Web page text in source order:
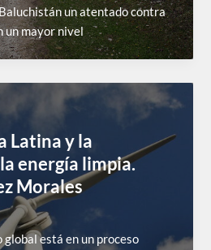
un atentado contra
un mayor nivel
Latina y la
energía limpia.
Morales
está en un proceso